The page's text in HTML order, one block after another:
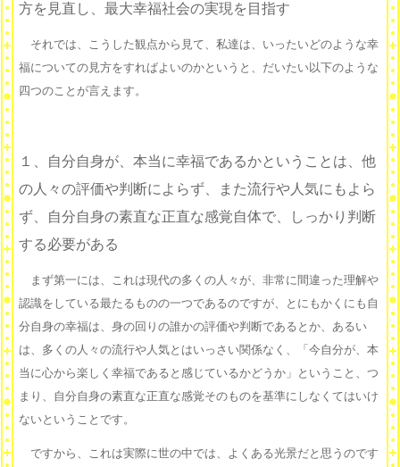
方を見直し、最大幸福社会の実現を目指す
それでは、こうした観点から見て、私達は、いったいどのような幸
福についての見方をすればよいのかというと、だいたい以下のような
四つのことが言えます。
１、自分自身が、本当に幸福であるかということは、他
の人々の評価や判断によらず、また流行や人気にもよら
ず、自分自身の素直な正直な感覚自体で、しっかり判断
する必要がある
まず第一には、これは現代の多くの人々が、非常に間違った理解や
認識をしている最たるものの一つであるのですが、とにもかくにも自
分自身の幸福は、身の回りの誰かの評価や判断であるとか、あるい
は、多くの人々の流行や人気とはいっさい関係なく、「今自分が、本
当に心から楽しく幸福であると感じているかどうか」ということ、つ
まり、自分自身の素直な正直な感覚そのものを基準にしなくてはいけ
ないということです。
ですから、これは実際に世の中では、よくある光景だと思うのです